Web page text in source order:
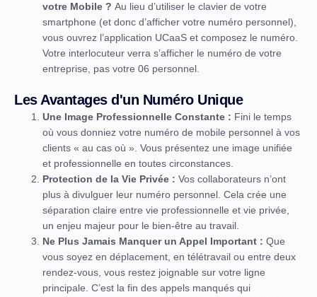
votre Mobile ? Au lieu d’utiliser le clavier de votre
smartphone (et donc d’afficher votre numéro personnel),
vous ouvrez l’application UCaaS et composez le numéro.
Votre interlocuteur verra s’afficher le numéro de votre
entreprise, pas votre 06 personnel.
Les Avantages d'un Numéro Unique
Une Image Professionnelle Constante : Fini le temps
où vous donniez votre numéro de mobile personnel à vos
clients « au cas où ». Vous présentez une image unifiée
et professionnelle en toutes circonstances.
Protection de la Vie Privée : Vos collaborateurs n’ont
plus à divulguer leur numéro personnel. Cela crée une
séparation claire entre vie professionnelle et vie privée,
un enjeu majeur pour le bien-être au travail.
Ne Plus Jamais Manquer un Appel Important : Que
vous soyez en déplacement, en télétravail ou entre deux
rendez-vous, vous restez joignable sur votre ligne
principale. C’est la fin des appels manqués qui